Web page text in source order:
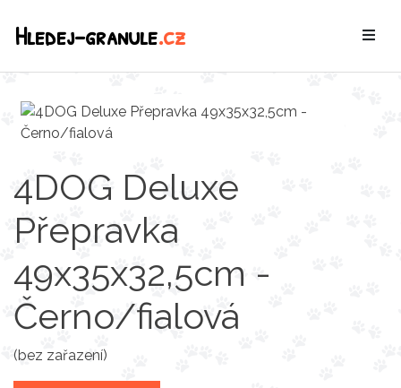
Hledej-granule.cz
4DOG Deluxe
Přepravka
49x35x32,5cm -
Černo/fialová
(bez zařazení)